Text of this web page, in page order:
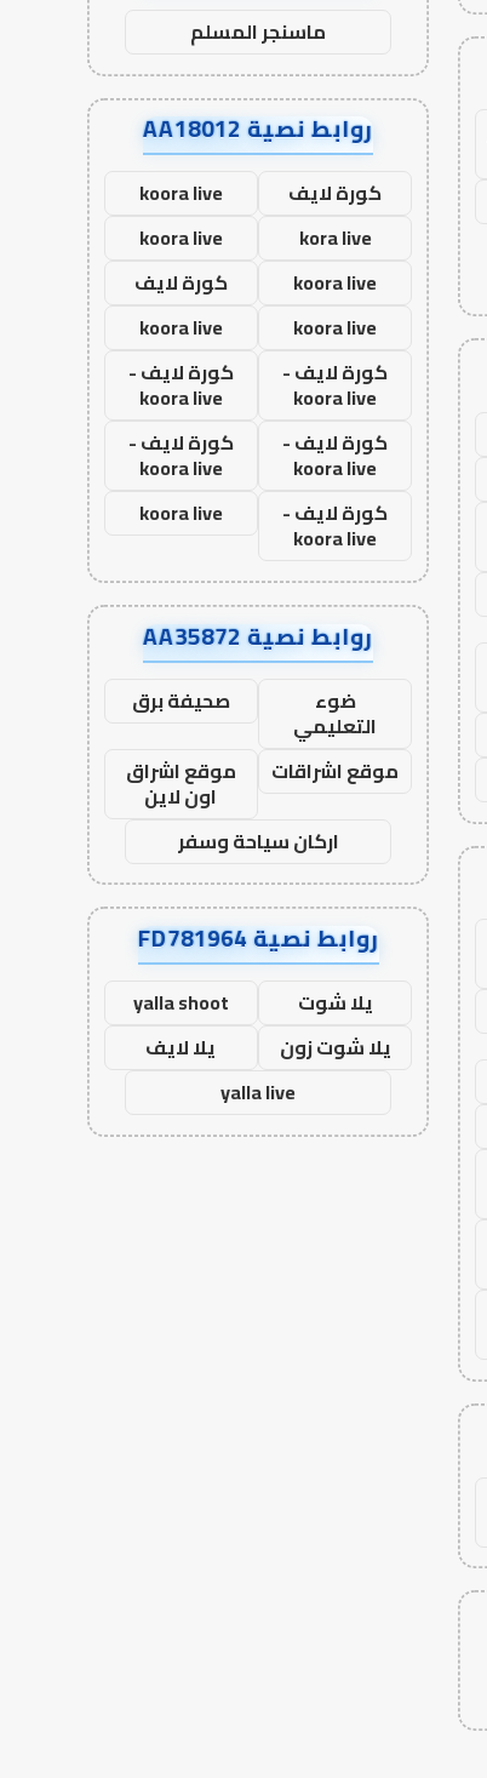
ماسنجر المسلم
روابط نصية AA18012
كورة لايف
koora live
kora live
koora live
koora live
كورة لايف
koora live
koora live
كورة لايف -
koora live
كورة لايف -
koora live
كورة لايف -
koora live
كورة لايف -
koora live
كورة لايف -
koora live
koora live
روابط نصية AA35872
ضوء
التعليمي
صحيفة برق
موقع اشراقات
موقع اشراق
اون لاين
اركان سياحة وسفر
روابط نصية FD781964
يلا شوت
yalla shoot
يلا شوت زون
يلا لايف
yalla live